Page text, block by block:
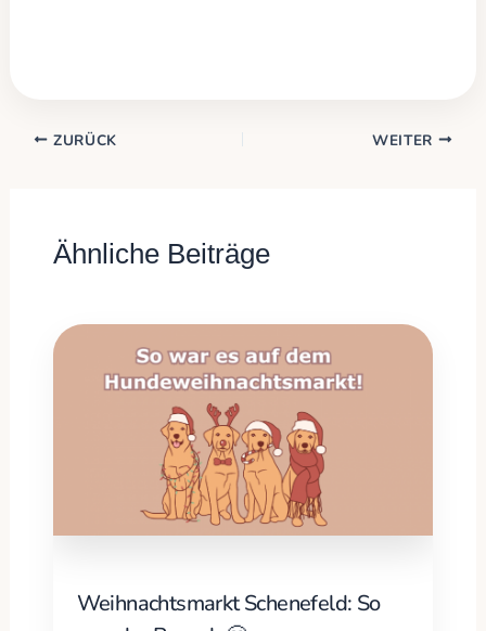
ZURÜCK WEITER
Ähnliche Beiträge
Weihnachtsmarkt Schenefeld: So